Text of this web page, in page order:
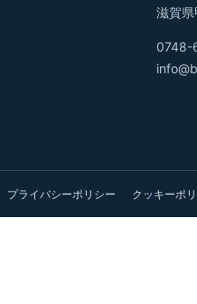
滋賀
0748-
プライバシーポリシー クッキーポ